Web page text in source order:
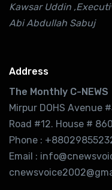
Kawsar Uddin
Abi Abdullah Sabuj
Address
The Monthly C-NEWS
Mirpur DOHS Avenue
Road #12. House #
Phone :
Email :